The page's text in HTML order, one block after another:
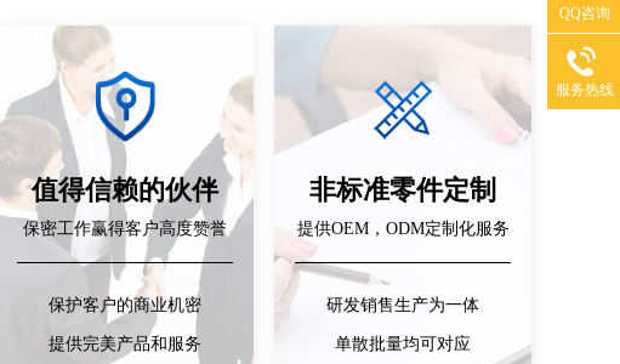
值得信赖的伙伴
保密工作赢得客户高度赞誉
保护客户的商业机密
提供完美产品和服务
非标准零件定制
提供OEM，ODM定制化服务
研发销售生产为一体
单散批量均可对应
QQ咨询
服务热线